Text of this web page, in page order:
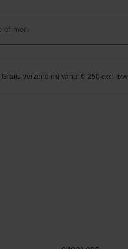
Gratis verzending vanaf € 250 excl. btw